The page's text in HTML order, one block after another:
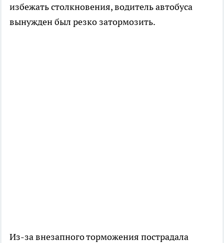
избежать столкновения, водитель автобуса
вынужден был резко затормозить.
Из-за внезапного торможения пострадала